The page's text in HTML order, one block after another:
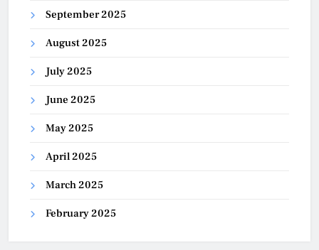
September 2025
August 2025
July 2025
June 2025
May 2025
April 2025
March 2025
February 2025